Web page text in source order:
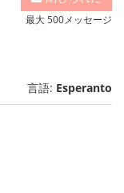
最大 500メッセージ
言語: Esperanto